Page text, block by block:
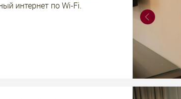
интернет по Wi-Fi.